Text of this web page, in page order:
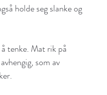
holde seg slanke og
tenke. Mat rik på
som av